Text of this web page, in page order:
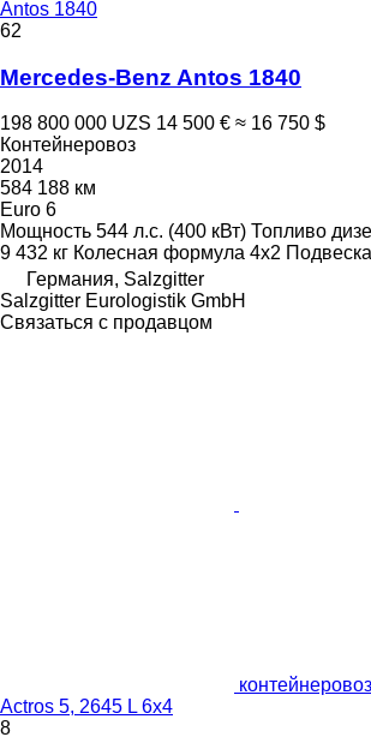
Antos 1840
62
Mercedes-Benz Antos 1840
198 800 000 UZS 14 500 € ≈ 16 750 $
Контейнеровоз
2014
584 188 км
Euro 6
Мощность 544 л.с. (400 кВт) Топливо
9 432 кг Колесная формула 4x2 Подвеска
Германия, Salzgitter
Salzgitter Eurologistik GmbH
Связаться с продавцом
Actros 5, 2645 L 6x4
8